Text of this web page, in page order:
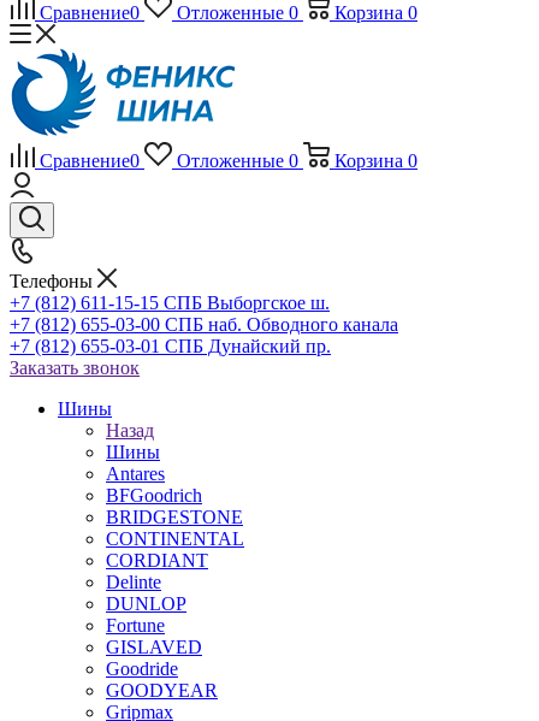
Сравнение0 Отложенные 0 Корзина 0
Сравнение0 Отложенные 0 Корзина 0
Телефоны
+7 (812) 611-15-15 СПБ Выборгское ш.
+7 (812) 655-03-00 СПБ наб. Обводного канала
+7 (812) 655-03-01 СПБ Дунайский пр.
Заказать звонок
Шины
Назад
Шины
Antares
BFGoodrich
BRIDGESTONE
CONTINENTAL
CORDIANT
Delinte
DUNLOP
Fortune
GISLAVED
Goodride
GOODYEAR
Gripmax